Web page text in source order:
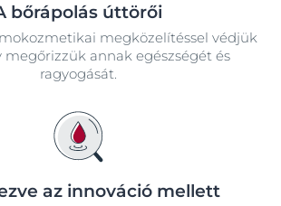
bőrápolás úttörői
megközelítéssel védjük
megőrizzük annak egészségét és
ragyogását.
az innováció mellett